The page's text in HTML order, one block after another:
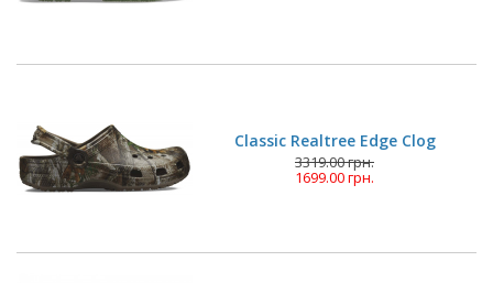
Classic Realtree Edge Clog
3319.00 грн.
1699.00 грн.